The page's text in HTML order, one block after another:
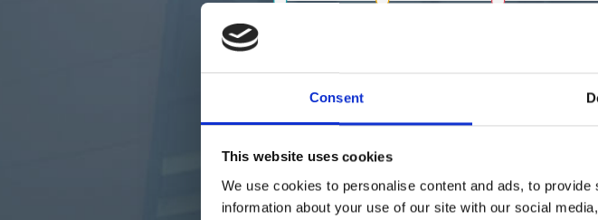
Consent
This website uses cookies
We use cookies to personalise content and ads, to
information about your use of our site with our social